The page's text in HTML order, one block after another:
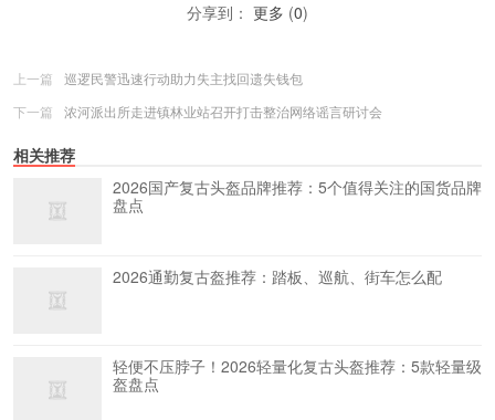
分享到： 更多 (0)
上一篇
巡逻民警迅速行动助力失主找回遗失钱包
下一篇
浓河派出所走进镇林业站召开打击整治网络谣言研讨会
相关推荐
2026国产复古头盔品牌推荐：5个值得关注的国货品牌
盘点
2026通勤复古盔推荐：踏板、巡航、街车怎么配
轻便不压脖子！2026轻量化复古头盔推荐：5款轻量级
盔盘点